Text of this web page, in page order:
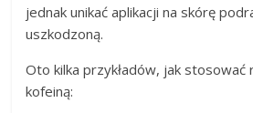
jednak unikać aplikacji na skórę
uszkodzoną.
Oto kilka przykładów, jak stosować
kofeiną: